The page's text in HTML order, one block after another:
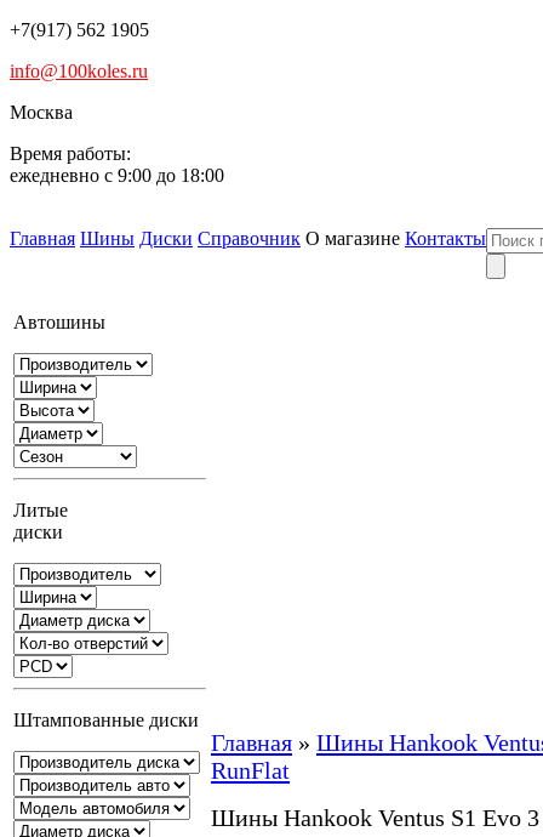
+7(917) 562 1905
info@100koles.ru
Москва
Время работы:
ежедневно с 9:00 до 18:00
Главная Шины Диски Справочник О магазине Контакты
Автошины
Литые
диски
Штампованные диски
Главная » Шины Hankook
RunFlat
Шины Hankook Ventus S1 Evo